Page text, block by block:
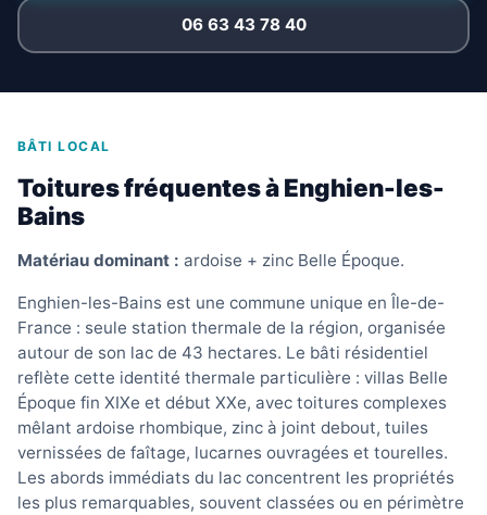
06 63 43 78 40
BÂTI LOCAL
Toitures fréquentes à Enghien-les-
Bains
Matériau dominant : ardoise + zinc Belle Époque.
Enghien-les-Bains est une commune unique en Île-de-
France : seule station thermale de la région, organisée
autour de son lac de 43 hectares. Le bâti résidentiel
reflète cette identité thermale particulière : villas Belle
Époque fin XIXe et début XXe, avec toitures complexes
mêlant ardoise rhombique, zinc à joint debout, tuiles
vernissées de faîtage, lucarnes ouvragées et tourelles.
Les abords immédiats du lac concentrent les propriétés
les plus remarquables, souvent classées ou en périmètre